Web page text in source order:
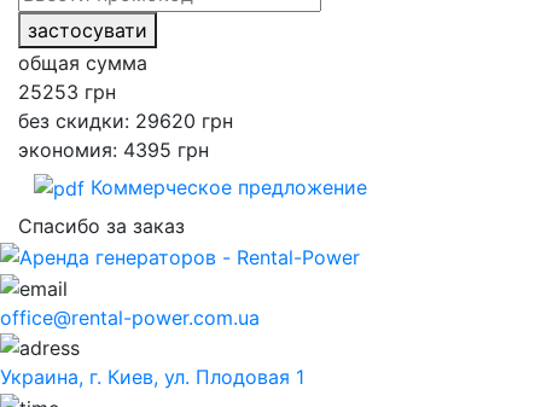
застосувати
общая сумма
25253 грн
без скидки: 29620 грн
экономия: 4395 грн
Коммерческое предложение
Спасибо за заказ
office@rental-power.com.ua
Украина, г. Киев, ул. Плодовая 1